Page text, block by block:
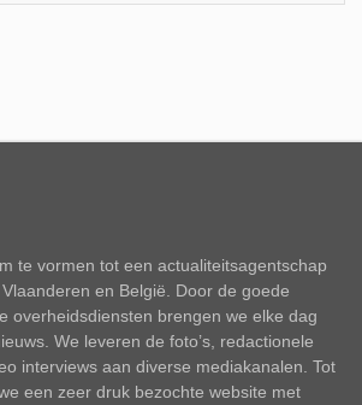
te vormen tot een actualiteitsagentschap
en België. Door de goede
overheidsdiensten brengen we elke dag
We leveren de foto’s, redactionele
interviews aan diverse mediakanalen. Tot
een zeer druk bezochte website met